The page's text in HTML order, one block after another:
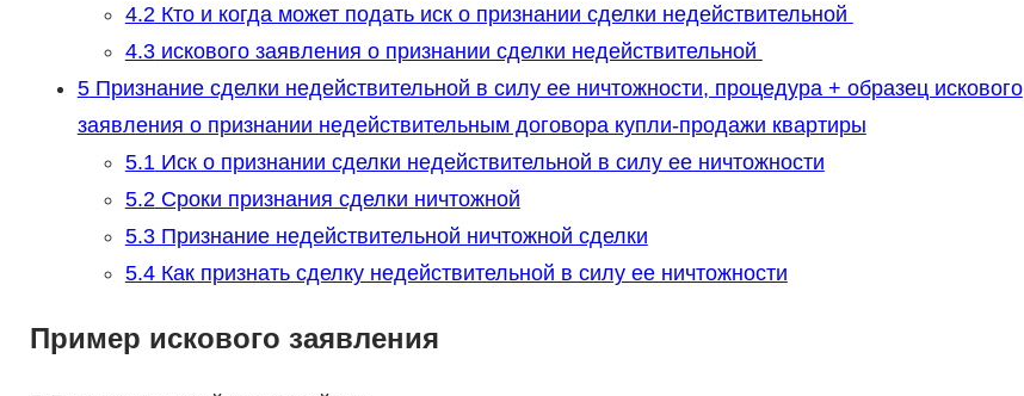
4.2 Кто и когда может подать иск о признании сделки недействительной
4.3искового заявления о признании сделки недействительной
5Признание сделки недействительной в силу ее ничтожности, процедура + образец искового
заявления о признании недействительным договора купли-продажи квартиры
5.1 Иск о признании сделки недействительной в силу ее ничтожности
5.2 Сроки признания сделки ничтожной
5.3Признание недействительной ничтожной сделки
5.4Как признать сделку недействительной в силу ее ничтожности
Пример искового заявления